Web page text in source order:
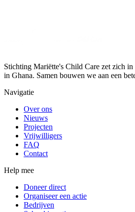
Stichting Mariëtte's Child Care zet zich
in Ghana. Samen bouwen we aan een
Navigatie
Over ons
Nieuws
Projecten
Vrijwilligers
FAQ
Contact
Help mee
Doneer direct
Organiseer een actie
Bedrijven